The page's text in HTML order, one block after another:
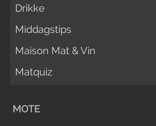
Drikke
Middagstips
Maison Mat & Vin
Matquiz
MOTE